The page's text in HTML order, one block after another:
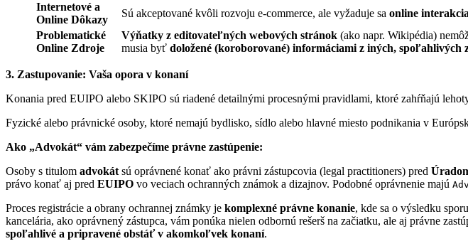
Internetové a
Online Dôkazy
Sú akceptované kvôli rozvoju e-commerce, ale vyžaduje sa online interakcia
Problematické
Online Zdroje
Výňatky z editovateľných webových stránok (ako napr. Wikipédia)
musia byť doložené (koroborované) informáciami z iných, spoľahlivých
3. Zastupovanie: Vaša opora v konaní
Konania pred EUIPO alebo SKIPO sú riadené detailnými procesnými pravidlami, ktoré zahŕňajú
Fyzické alebo právnické osoby, ktoré nemajú bydlisko, sídlo alebo hlavné miesto podnikania v
Ako „Advokát“ vám zabezpečíme právne zastúpenie:
Osoby s titulom advokát sú oprávnené konať ako právni zástupcovia (legal practitioners) pred
právo konať aj pred EUIPO vo veciach ochranných známok a dizajnov. Podobné oprávnenie majú
Proces registrácie a obrany ochrannej známky je komplexné právne konanie, kde sa o výsledku
kancelária, ako oprávnený zástupca, vám ponúka nielen odbornú rešerš na začiatku, ale aj právne
spoľahlivé a pripravené obstáť v akomkoľvek konaní.